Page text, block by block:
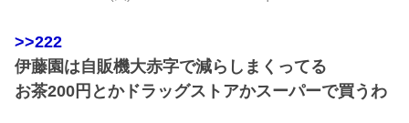
>>222
伊藤園は自販機大赤字で減らしまくってる
お茶200円とかドラッグストアかスーパーで買うわ